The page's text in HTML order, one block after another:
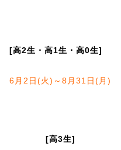
[高2生・高1生・高0生]
6月2日(火)～8月31日(月)
[高3生]